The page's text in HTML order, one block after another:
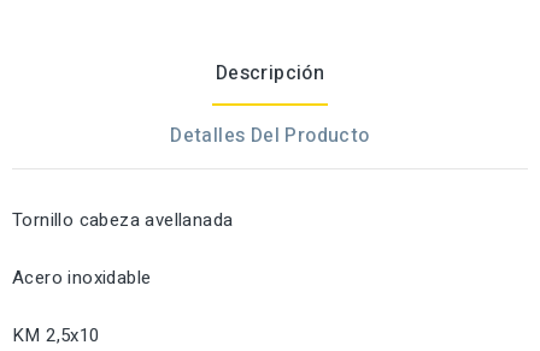
Descripción
Detalles Del Producto
Tornillo cabeza avellanada
Acero inoxidable
KM 2,5x10